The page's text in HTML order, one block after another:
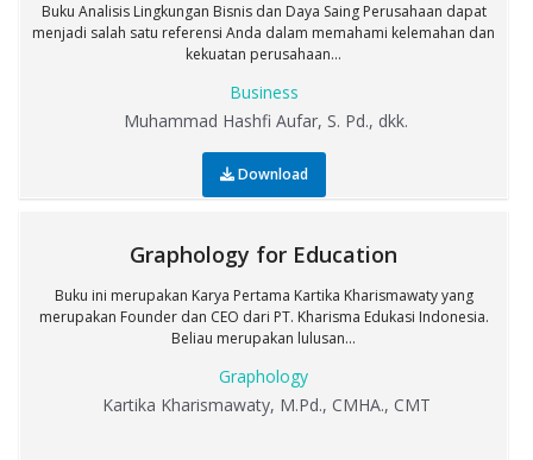
Buku Analisis Lingkungan Bisnis dan Daya Saing Perusahaan dapat
menjadi salah satu referensi Anda dalam memahami kelemahan dan
kekuatan perusahaan...
Business
Muhammad Hashfi Aufar, S. Pd., dkk.
Download
Graphology for Education
Buku ini merupakan Karya Pertama Kartika Kharismawaty yang
merupakan Founder dan CEO dari PT. Kharisma Edukasi Indonesia.
Beliau merupakan lulusan...
Graphology
Kartika Kharismawaty, M.Pd., CMHA., CMT